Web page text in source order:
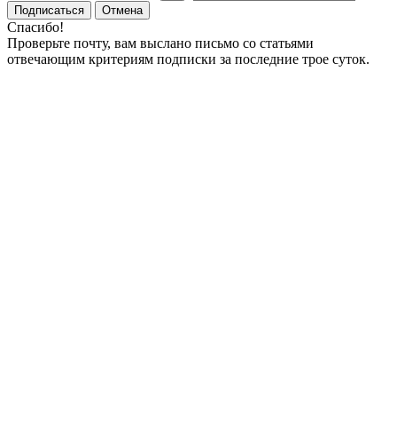
Подписаться
Отмена
Спасибо!
Проверьте почту, вам выслано письмо со статьями
отвечающим критериям подписки за последние трое суток.